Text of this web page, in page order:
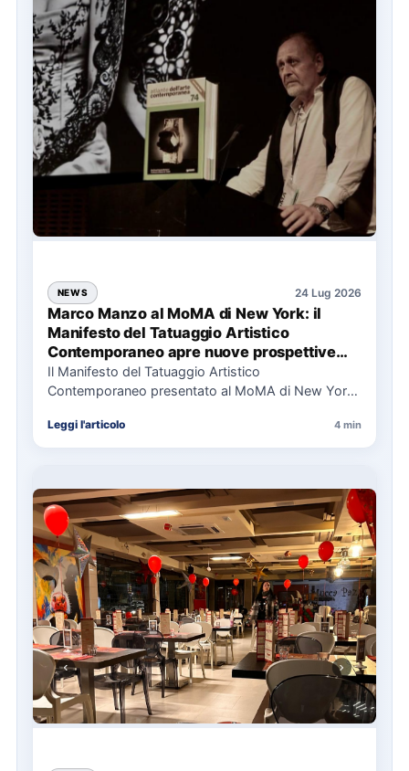
NEWS 24 Lug 2026
Marco Manzo al MoMA di New York: il
Manifesto del Tatuaggio Artistico
Contemporaneo apre nuove prospettive
per il collezionismo
Il Manifesto del Tatuaggio Artistico
Contemporaneo presentato al MoMA di New York
Leggi l'articolo 4 min